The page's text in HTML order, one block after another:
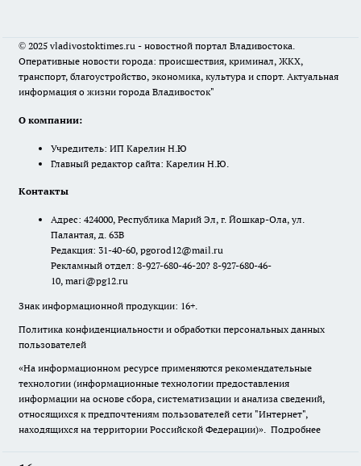
© 2025 vladivostoktimes.ru - новостной портал Владивостока.
Оперативные новости города: происшествия, криминал, ЖКХ,
транспорт, благоустройство, экономика, культура и спорт. Актуальная
информация о жизни города Владивосток"
О компании:
Учредитель: ИП Карелин Н.Ю
Главный редактор сайта: Карелин Н.Ю.
Контакты
Адрес: 424000, Республика Марий Эл, г. Йошкар-Ола, ул.
Палантая, д. 63В
Редакция: 31-40-60, pgorod12@mail.ru
Рекламный отдел: 8-927-680-46-20? 8-927-680-46-
10, mari@pg12.ru
Знак информационной продукции: 16+.
Политика конфиденциальности и обработки персональных данных
пользователей
«На информационном ресурсе применяются рекомендательные
технологии (информационные технологии предоставления
информации на основе сбора, систематизации и анализа сведений,
относящихся к предпочтениям пользователей сети "Интернет",
находящихся на территории Российской Федерации)». Подробнее